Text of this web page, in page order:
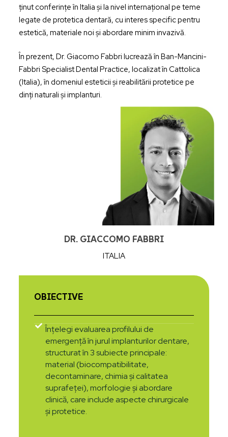
ținut conferințe în Italia și la nivel internațional pe teme
legate de protetica dentară, cu interes specific pentru
estetică, materiale noi și abordare minim invazivă.
În prezent, Dr. Giacomo Fabbri lucrează în Ban-Mancini-
Fabbri Specialist Dental Practice, localizat în Cattolica
(Italia), în domeniul esteticii și reabilitării protetice pe
dinți naturali și implanturi.
DR. GIACCOMO FABBRI
ITALIA
OBIECTIVE
Înțelegi evaluarea profilului de
emergență în jurul implanturilor dentare,
structurat în 3 subiecte principale:
material (biocompatibilitate,
decontaminare, chimia și calitatea
suprafeței), morfologie și abordare
clinică, care include aspecte chirurgicale
și protetice.